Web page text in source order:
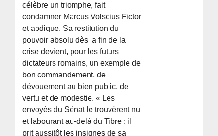
célèbre un triomphe, fait
condamner Marcus Volscius Fictor
et abdique. Sa restitution du
pouvoir absolu dès la fin de la
crise devient, pour les futurs
dictateurs romains, un exemple de
bon commandement, de
dévouement au bien public, de
vertu et de modestie. « Les
envoyés du Sénat le trouvèrent nu
et labourant au-delà du Tibre : il
prit aussitôt les insignes de sa